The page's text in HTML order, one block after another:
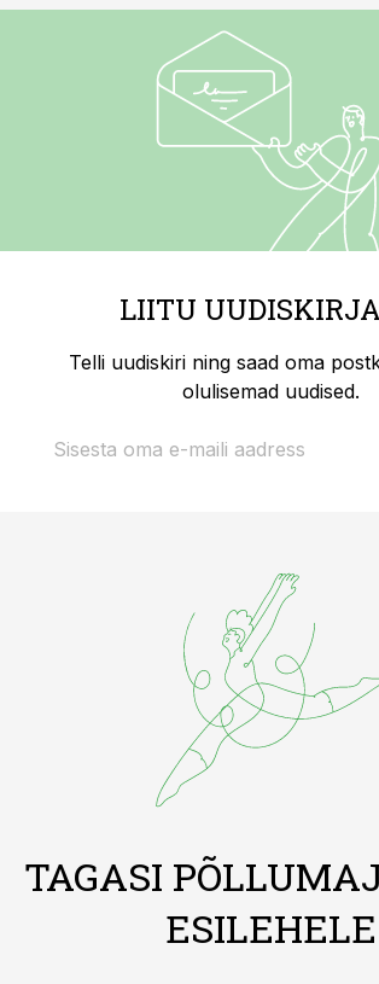
LIITU
Telli uudiskiri ning saad oma
olulisemad uudised.
TAGASI
ESILEHELE